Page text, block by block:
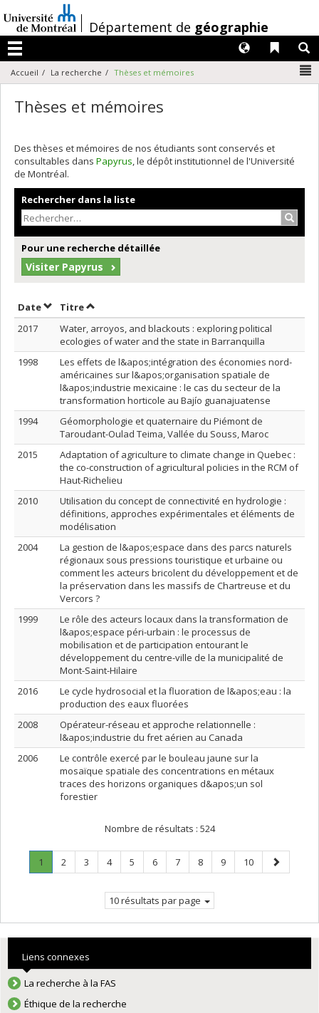
au
contenu
/Département de géographie
Menu
Liens
Langues
Accueil La recherche Thèses et mémoires
Thèses et mémoires
Des thèses et mémoires de nos étudiants sont conservés et
consultables dans Papyrus, le dépôt institutionnel de l'Université
de Montréal.
Rechercher dans la liste
Pour une recherche détaillée
Visiter Papyrus
DateTrier par date en ordre croissant
TitreTrier par titre en ordre croissant
2017
Water, arroyos, and blackouts : exploring political
ecologies of water and the state in Barranquilla
1998
Les effets de l&apos;intégration des économies nord-
américaines sur l&apos;organisation spatiale de
l&apos;industrie mexicaine : le cas du secteur de la
transformation horticole au Bajío guanajuatense
1994
Géomorphologie et quaternaire du Piémont de
Taroudant-Oulad Teima, Vallée du Souss, Maroc
2015
Adaptation of agriculture to climate change in Quebec :
the co-construction of agricultural policies in the RCM of
Haut-Richelieu
2010
Utilisation du concept de connectivité en hydrologie :
définitions, approches expérimentales et éléments de
modélisation
2004
La gestion de l&apos;espace dans des parcs naturels
régionaux sous pressions touristique et urbaine ou
comment les acteurs bricolent du développement et de
la préservation dans les massifs de Chartreuse et du
Vercors ?
1999
Le rôle des acteurs locaux dans la transformation de
l&apos;espace péri-urbain : le processus de
mobilisation et de participation entourant le
développement du centre-ville de la municipalité de
Mont-Saint-Hilaire
2016
Le cycle hydrosocial et la fluoration de l&apos;eau : la
production des eaux fluorées
2008
Opérateur-réseau et approche relationnelle :
l&apos;industrie du fret aérien au Canada
2006
Le contrôle exercé par le bouleau jaune sur la
mosaïque spatiale des concentrations en métaux
traces des horizons organiques d&apos;un sol
forestier
Nombre de résultats : 524
Page
1
Page
Page
2 Page
3 Page
4 Page
5 Page
6 Page
7 Page
8 Page
9 Page
10
Page
suivante
10 résultats par page
Liens connexes
La recherche à la FAS
Éthique de la recherche